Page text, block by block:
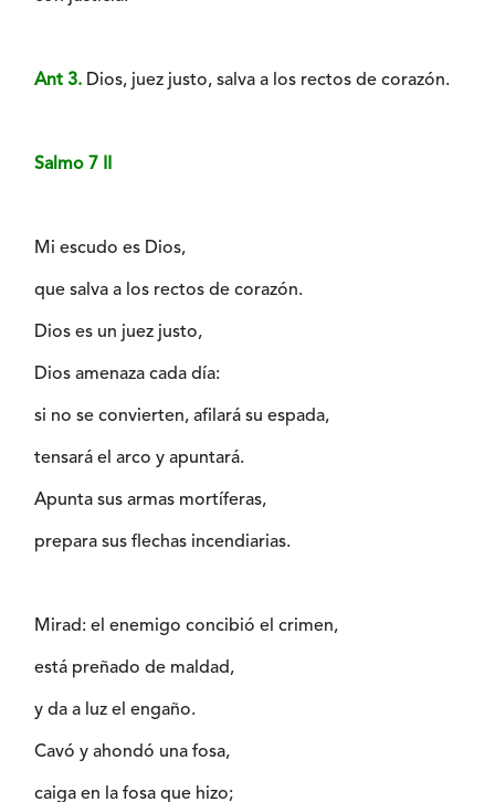
Ant 3. Dios, juez justo, salva a los rectos de corazón.
Salmo 7 II
Mi escudo es Dios,
que salva a los rectos de corazón.
Dios es un juez justo,
Dios amenaza cada día:
si no se convierten, afilará su espada,
tensará el arco y apuntará.
Apunta sus armas mortíferas,
prepara sus flechas incendiarias.
Mirad: el enemigo concibió el crimen,
está preñado de maldad,
y da a luz el engaño.
Cavó y ahondó una fosa,
caiga en la fosa que hizo;